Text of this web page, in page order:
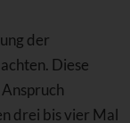
der
Diese
drei bis vier Mal